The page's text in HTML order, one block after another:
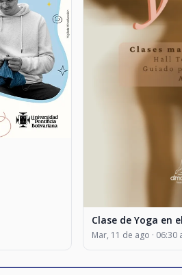
Clase de Yoga en
Mar, 11 de ago · 06:30